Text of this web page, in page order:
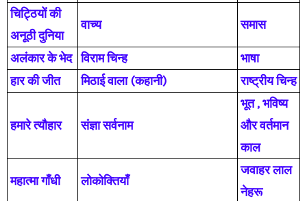
चिट्ठियों की
अनूठी दुनिया
वाच्य समास
अलंकार के भेद विराम चिन्ह
भाषा
हार की जीत
मिठाई वाला (कहानी) राष्ट्रीय चिन्ह
हमारे त्यौहार संज्ञा सर्वनाम
भूत , भविष्य
और वर्तमान
काल
महात्मा गाँधी लोकोक्तियाँ
जवाहर लाल
नेहरू